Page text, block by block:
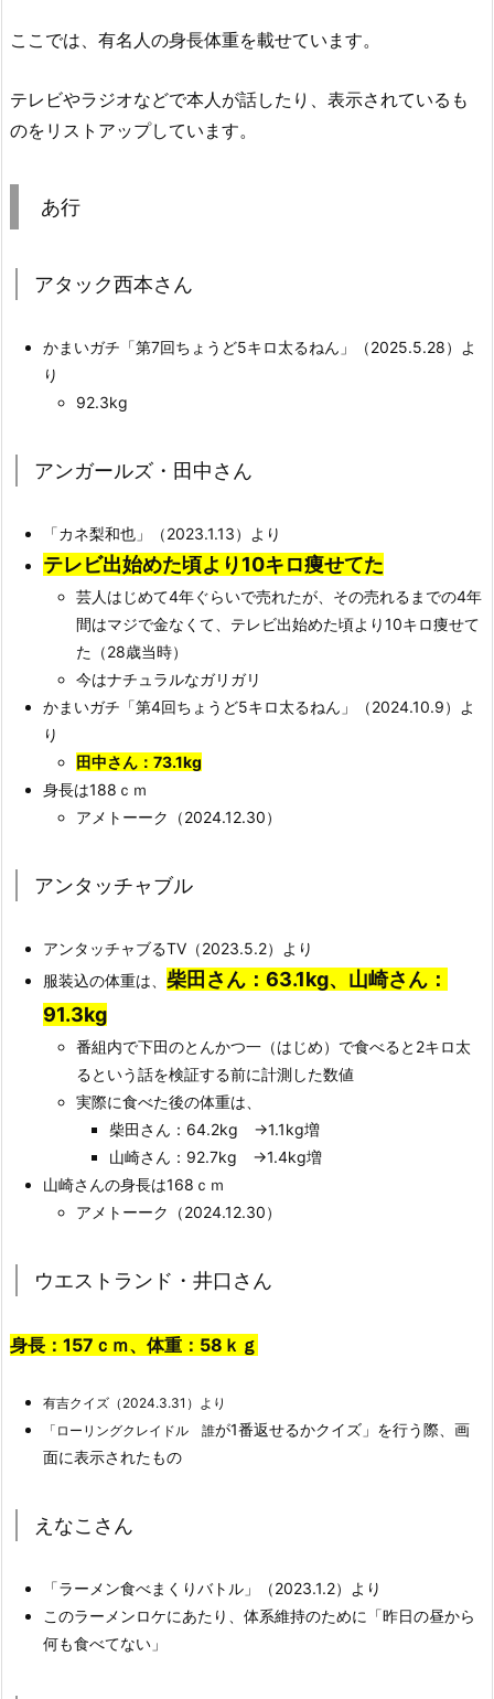
ここでは、有名人の身長体重を載せています。
テレビやラジオなどで本人が話したり、表示されているも
のをリストアップしています。
あ行
アタック西本さん
かまいガチ「第7回ちょうど5キロ太るねん」（2025.5.28）よ
り
92.3kg
アンガールズ・田中さん
「カネ梨和也」（2023.1.13）より
テレビ出始めた頃より10キロ痩せてた
芸人はじめて4年ぐらいで売れたが、その売れるまでの4年
間はマジで金なくて、テレビ出始めた頃より10キロ痩せて
た（28歳当時）
今はナチュラルなガリガリ
かまいガチ「第4回ちょうど5キロ太るねん」（2024.10.9）よ
り
田中さん：73.1kg
身長は188ｃｍ
アメトーーク（2024.12.30）
アンタッチャブル
アンタッチャブるTV（2023.5.2）より
服装込の体重は、 柴田さん：63.1kg、山崎さん：
91.3kg
番組内で下田のとんかつ一（はじめ）で食べると2キロ太
るという話を検証する前に計測した数値
実際に食べた後の体重は、
柴田さん：64.2kg →1.1kg増
山崎さん：92.7kg →1.4kg増
山崎さんの身長は168ｃｍ
アメトーーク（2024.12.30）
ウエストランド・井口さん
身長：157ｃｍ、体重：58ｋｇ
有吉クイズ（2024.3.31）より
「ローリングクレイドル 誰が1番返せるかクイズ」を行う際、画
面に表示されたもの
えなこさん
「ラーメン食べまくりバトル」（2023.1.2）より
このラーメンロケにあたり、体系維持のために「昨日の昼から
何も食べてない」